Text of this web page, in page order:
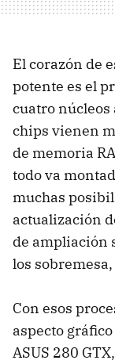
El corazón de
potente es el
cuatro núcleos
chips vienen
de memoria
todo va
muchas
actualización
de ampliación
los sobremesa,
Con esos
aspecto
ASUS 280 GTX